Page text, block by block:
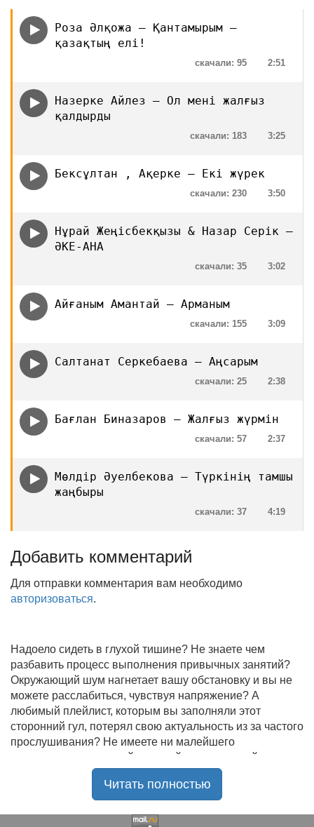
Роза Әлқожа — Қантамырым —
қазақтың елі!
2:51
скачали: 95
Назерке Айлез — Ол мені жалғыз
қалдырды
3:25
скачали: 183
Бексұлтан , Ақерке — Екі жүрек
3:50
скачали: 230
Нұрай Жеңісбекқызы & Назар Серік —
ӘКЕ-АНА
3:02
скачали: 35
Айғаным Амантай — Арманым
3:09
скачали: 155
Салтанат Серкебаева — Аңсарым
2:38
скачали: 25
Бағлан Биназаров — Жалғыз жүрмін
2:37
скачали: 57
Мөлдір Әуелбекова — Түркінің тамшы
жаңбыры
4:19
скачали: 37
Добавить комментарий
Для отправки комментария вам необходимо
авторизоваться.
Надоело сидеть в глухой тишине? Не знаете чем
разбавить процесс выполнения привычных занятий?
Окружающий шум нагнетает вашу обстановку и вы не
можете расслабиться, чувствуя напряжение? А
любимый плейлист, которым вы заполняли этот
сторонний гул, потерял свою актуальность из за частого
прослушивания? Не имеете ни малейшего
представления, где найти новый качественный контент
на замену старому? В таком случае вы обратились по
Читать полностью